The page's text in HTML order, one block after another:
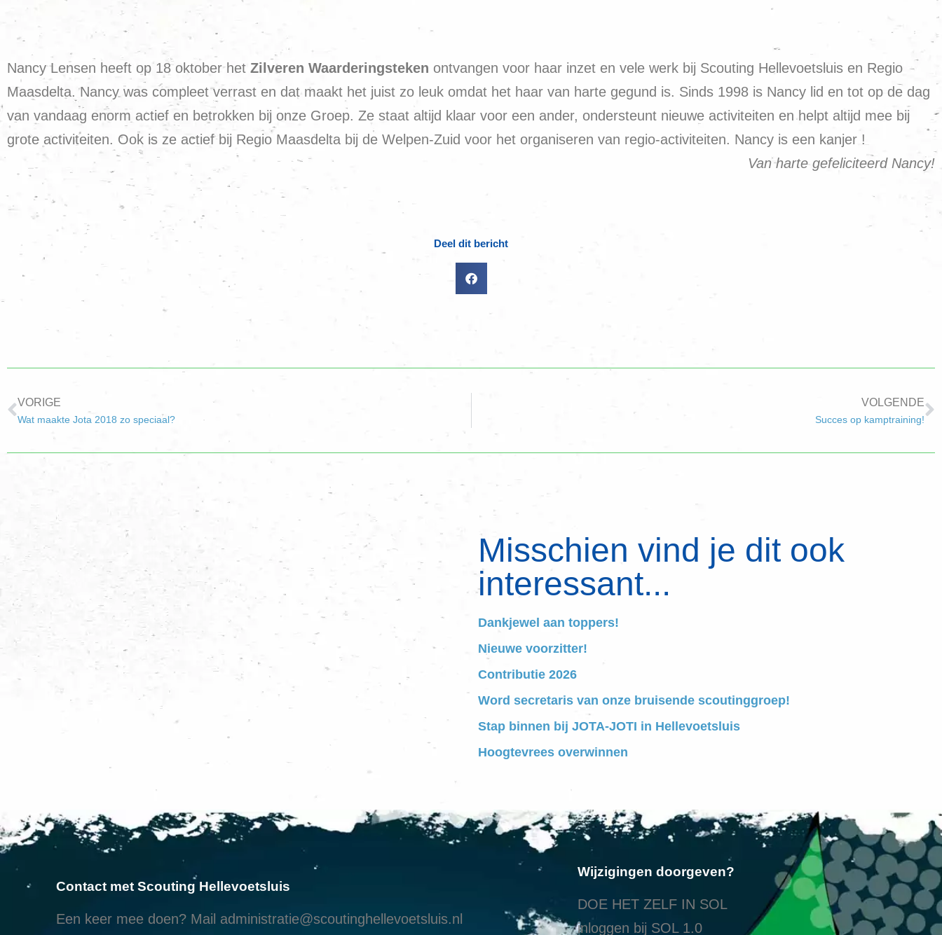
Nancy Lensen heeft op 18 oktober het Zilveren Waarderingsteken ontvangen voor haar inzet en vele werk bij Scouting Hellevoetsluis en Regio
Maasdelta. Nancy was compleet verrast en dat maakt het juist zo leuk omdat het haar van harte gegund is. Sinds 1998 is Nancy lid en tot op de dag
van vandaag enorm actief en betrokken bij onze Groep. Ze staat altijd klaar voor een ander, ondersteunt nieuwe activiteiten en helpt altijd mee bij
grote activiteiten. Ook is ze actief bij Regio Maasdelta bij de Welpen-Zuid voor het organiseren van regio-activiteiten. Nancy is een kanjer !
Van harte gefeliciteerd Nancy!
Deel dit bericht
VORIGE
Wat maakte Jota 2018 zo speciaal?
VOLGENDE
Succes op kamptraining!
Misschien vind je dit ook
interessant...
Dankjewel aan toppers!
Nieuwe voorzitter!
Contributie 2026
Word secretaris van onze bruisende scoutinggroep!
Stap binnen bij JOTA-JOTI in Hellevoetsluis
Hoogtevrees overwinnen
Contact met Scouting Hellevoetsluis
Een keer mee doen? Mail administratie@scoutinghellevoetsluis.nl
Wijzigingen doorgeven?
DOE HET ZELF IN SOL
inloggen bij SOL 1.0